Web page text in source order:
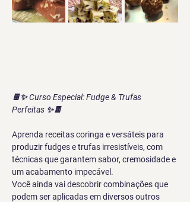
🍫✨ Curso Especial: Fudge & Trufas
Perfeitas ✨🍫
Aprenda receitas coringa e versáteis para
produzir fudges e trufas irresistíveis, com
técnicas que garantem sabor, cremosidade e
um acabamento impecável.
Você ainda vai descobrir combinações que
podem ser aplicadas em diversos outros